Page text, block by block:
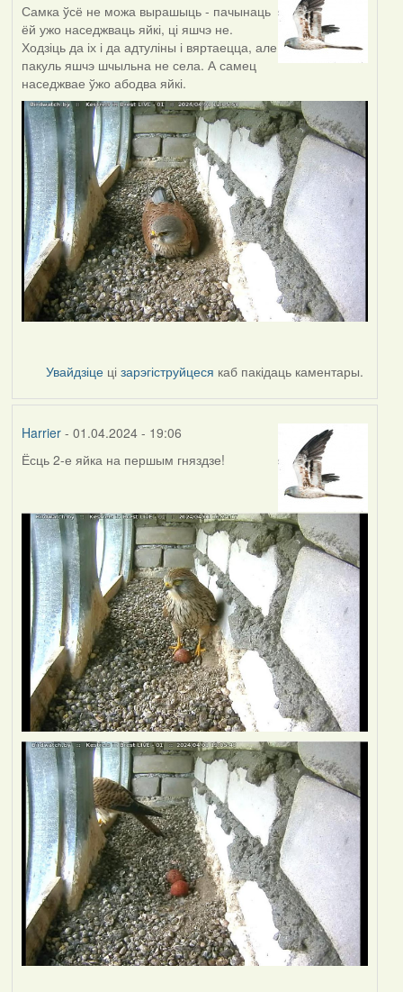
Самка ўсё не можа вырашыць - пачынаць
ёй ужо наседжваць яйкі, ці яшчэ не.
Ходзіць да іх і да адтуліны і вяртаецца, але
пакуль яшчэ шчыльна не села. А самец
наседжвае ўжо абодва яйкі.
Увайдзіце цізарэгіструйцеся каб пакідаць каментары.
Harrier- 01.04.2024 - 19:06
Ёсць 2-е яйка на першым гняздзе!